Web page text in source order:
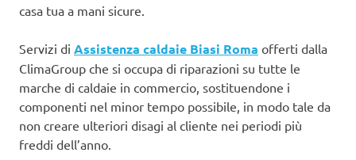
casa tua a mani sicure.
Servizi di Assistenza caldaie Biasi Roma offerti dalla
ClimaGroup che si occupa di riparazioni su tutte le
marche di caldaie in commercio, sostituendone i
componenti nel minor tempo possibile, in modo tale da
non creare ulteriori disagi al cliente nei periodi più
freddi dell’anno.